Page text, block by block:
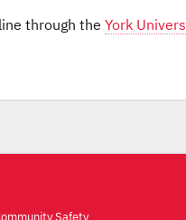
through the York